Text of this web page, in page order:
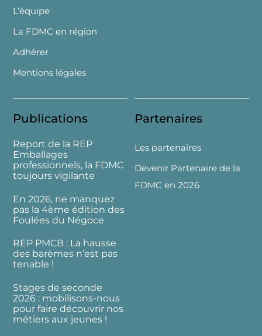
L’équipe
La FDMC en région
Adhérer
Mentions légales
Publications
Report de la REP
Emballages
professionnels, la FDMC
toujours vigilante
En 2026, ne manquez
pas la 4ème édition des
Foulées du Négoce
REP PMCB : La hausse
des barèmes n’est pas
tenable !
Stages de seconde
2026 : mobilisons-nous
pour faire découvrir nos
métiers aux jeunes !
Partenaires
Les partenaires
Devenir Partenaire de la
FDMC en 2026